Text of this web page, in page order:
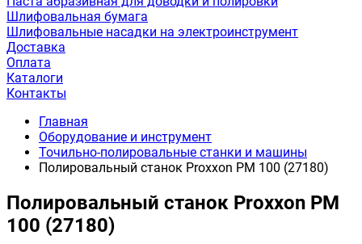
Шлифовальная бумага
Шлифовальные насадки на электроинструмент
Доставка
Оплата
Каталоги
Контакты
Главная
Оборудование и инструмент
Точильно-полировальные станки и машины
Полировальный станок Proxxon PM 100 (27180)
Полировальный станок Proxxon PM
100 (27180)